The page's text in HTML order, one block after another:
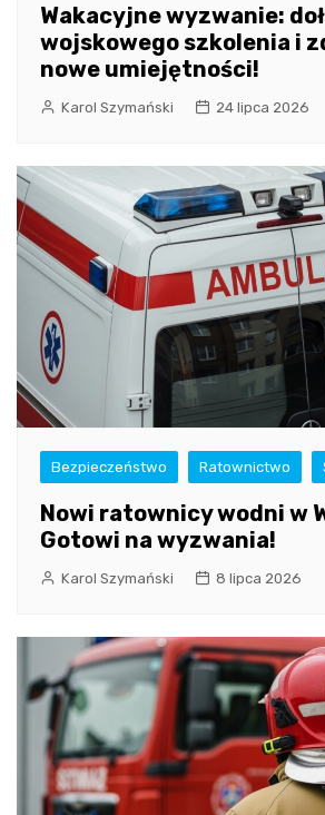
Wakacyjne wyzwanie:
wojskowego szkolenia i
nowe umiejętności!
Karol Szymański 24 lipca 2026
Bezpieczeństwo Ratownictwo
Nowi ratownicy wodni w
Gotowi na wyzwania!
Karol Szymański 8 lipca 2026